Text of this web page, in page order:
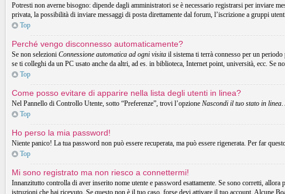
Potresti non averne bisogno: dipende dagli amministratori se è necessario registrarsi per inviare
privata, la possibilità di inviare messaggi di posta direttamente dal forum, l’iscrizione a gruppi
Top
Perché vengo disconnesso automaticamente?
Se non selezioni Connessione automatica ad ogni visita il sistema ti terrà connesso per un
se ti colleghi da un PC usato anche da altri, ad es. in biblioteca, Internet point, università, ecc. Se
Top
Come posso evitare di apparire nella lista degli utenti in linea?
Nel Pannello di Controllo Utente, sotto “Preferenze”, trovi l’opzione Nascondi il tuo stato in linea.
Top
Ho perso la mia password!
Niente panico! La tua password non può essere recuperata, ma può essere rigenerata. Per far
Top
Mi sono registrato ma non riesco a connettermi!
Innanzitutto controlla di aver inserito nome utente e password esattamente. Se sono corretti,
istruzioni che hai ricevuto. Se questo non è il tuo caso, forse devi attivare il tuo account. Alcune